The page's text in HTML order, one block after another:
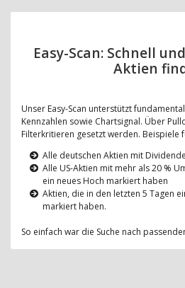
Easy-Scan: Schnell
Aktien
Unser Easy-Scan unterstützt
Kennzahlen sowie Chartsignal. Über
Filterkritieren gesetzt werden. Beispiele
Alle deutschen Aktien mit
Alle US-Aktien mit mehr als 20 %
ein neues Hoch markiert haben
Aktien, die in den letzten 5 Tagen
markiert haben.
So einfach war die Suche nach